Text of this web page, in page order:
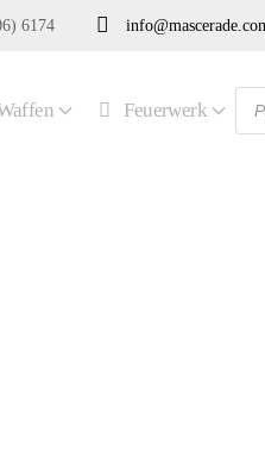
6174
Feuerwerk